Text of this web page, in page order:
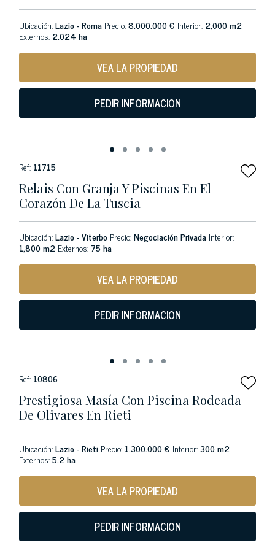
Ubicación:Lazio - Roma Precio:8.000.000 € Interior: 2,000 m2
Externos: 2.024 ha
VEA LA PROPIEDAD
PEDIR INFORMACION
Ref: 11715
Relais Con Granja Y Piscinas En El
Corazón De La Tuscia
Ubicación:Lazio - Viterbo Precio:Negociación Privada Interior:
1,800 m2 Externos: 75 ha
VEA LA PROPIEDAD
PEDIR INFORMACION
Ref: 10806
Prestigiosa Masía Con Piscina Rodeada
De Olivares En Rieti
Ubicación:Lazio - Rieti Precio: 1.300.000 € Interior:300 m2
Externos:5.2 ha
VEA LA PROPIEDAD
PEDIR INFORMACION